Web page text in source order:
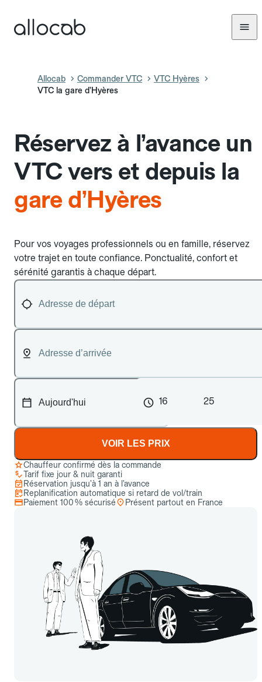
Allocab Commander VTC
VTC Hyères
VTC la gare d’Hyères
Réservez à l’avance un
VTC vers et depuis la
gare d’Hyères
Pour vos voyages professionnels ou en famille, réservez
votre trajet en toute confiance. Ponctualité, confort et
sérénité garantis à chaque départ.
16 25
VOIR LES PRIX
Chauffeur confirmé dès la commande
Tarif fixe jour & nuit garanti
Réservation jusqu’à 1 an à l’avance
Replanification automatique si retard de vol/train
Paiement 100 % sécurisé
Présent partout en France